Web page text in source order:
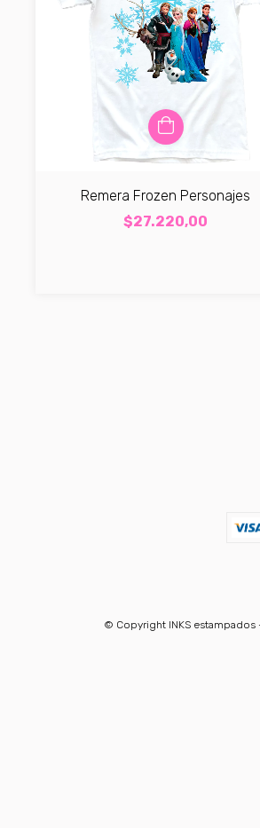
Remera Frozen Personajes
$27.220,00
© Copyright INKS estampados